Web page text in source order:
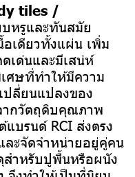
tiles /
หรูและทันสมัย
อเดียวทั้งแผ่น เพิ่ม
เด่นและมีเสน่ห์
ศษที่ทำให้มีความ
ปลี่ยนแปลงของ
กวัตถุดิบคุณภาพ
บรนด์ RCI ส่งตรง
ละจัดจำหน่ายอยู่คู่คน
สำหรับปูพื้นหรือผนัง